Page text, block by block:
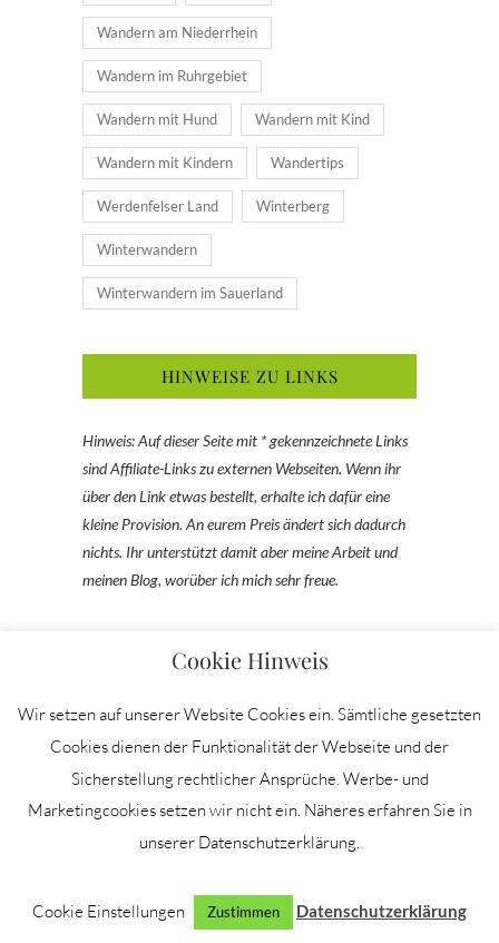
Wandern am Niederrhein
Wandern im Ruhrgebiet
Wandern mit Hund Wandern mit Kind
Wandern mit Kindern Wandertips
Werdenfelser Land Winterberg
Winterwandern
Winterwandern im Sauerland
HINWEISE ZU LINKS
Hinweis: Auf dieser Seite mit * gekennzeichnete Links
sind Affiliate-Links zu externen Webseiten. Wenn ihr
über den Link etwas bestellt, erhalte ich dafür eine
kleine Provision. An eurem Preis ändert sich dadurch
nichts. Ihr unterstützt damit aber meine Arbeit und
meinen Blog, worüber ich mich sehr freue.
MEINE
PARTNER
INSTAGRAM
FESTE
Cookie Hinweis
Wir setzen auf unserer Website Cookies ein. Sämtliche gesetzten
Cookies dienen der Funktionalität der Webseite und der
Sicherstellung rechtlicher Ansprüche. Werbe- und
Marketingcookies setzen wir nicht ein. Näheres erfahren Sie in
unserer Datenschutzerklärung.
Cookie Einstellungen Zustimmen Datenschutzerklärung